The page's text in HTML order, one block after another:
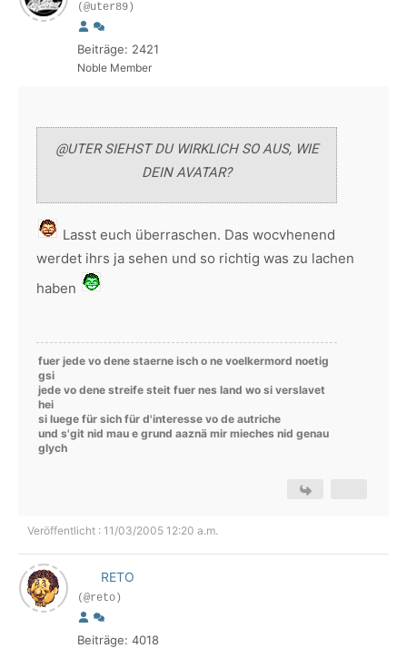
(@uter89)
Beiträge: 2421
Noble Member
@UTER SIEHST DU WIRKLICH SO AUS, WIE
DEIN AVATAR?
Lasst euch überraschen. Das wocvhenend
werdet ihrs ja sehen und so richtig was zu lachen
haben
fuer jede vo dene staerne isch o ne voelkermord noetig
gsi
jede vo dene streife steit fuer nes land wo si verslavet
hei
si luege für sich für d'interesse vo de autriche
und s'git nid mau e grund aaznä mir mieches nid genau
glych
Veröffentlicht : 11/03/2005 12:20 a.m.
RETO
(@reto)
Beiträge: 4018